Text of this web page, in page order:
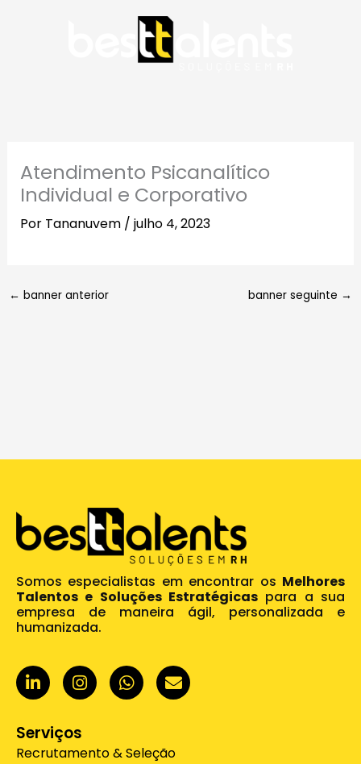
Atendimento Psicanalítico
Individual e Corporativo
Por Tananuvem / julho 4, 2023
← banner anterior banner seguinte →
Somos especialistas em encontrar os Melhores
Talentos e Soluções Estratégicas para a sua
empresa de maneira ágil, personalizada e
humanizada.
L
i
n
e
d
I
n
s
a
g
W
h
a
a
E
n
v
o
Serviços
Recrutamento & Seleção